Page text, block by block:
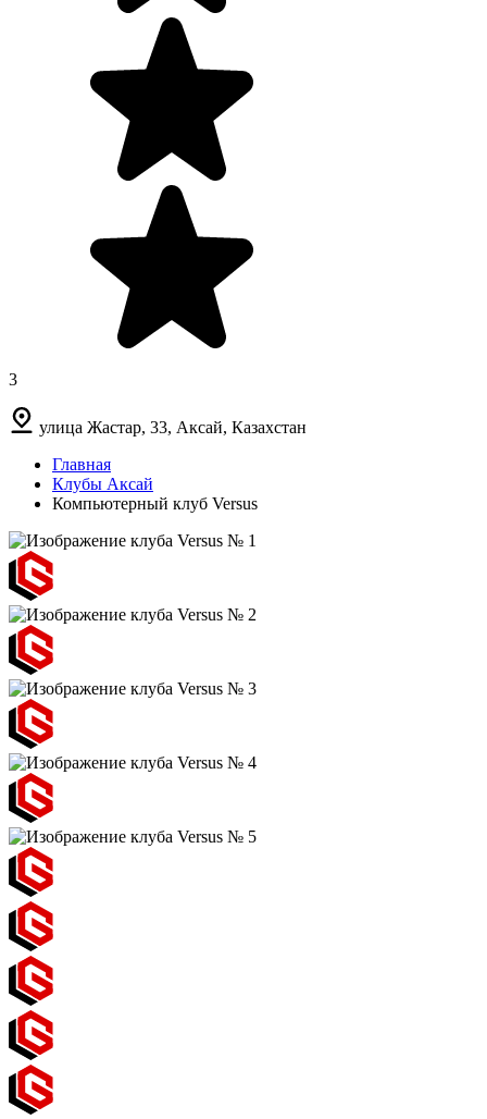
3
улица Жастар, 33, Аксай, Казахстан
Главная
Клубы Аксай
Компьютерный клуб Versus